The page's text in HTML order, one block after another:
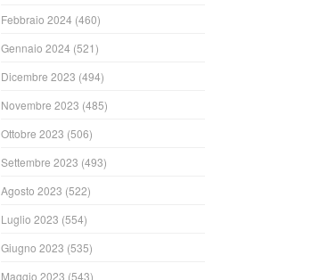
Febbraio 2024 (460)
Gennaio 2024 (521)
Dicembre 2023 (494)
Novembre 2023 (485)
Ottobre 2023 (506)
Settembre 2023 (493)
Agosto 2023 (522)
Luglio 2023 (554)
Giugno 2023 (535)
Maggio 2023 (543)